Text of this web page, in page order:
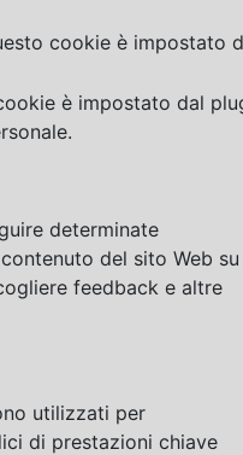
cookie è impostato
è impostato dal
determinate
del sito Web su
feedback e altre
utilizzati per
di prestazioni chiave